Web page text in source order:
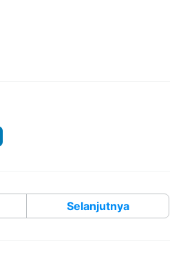
Selanjutnya